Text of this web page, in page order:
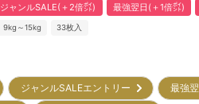
ジャンルSALE(＋2倍㌽) 最強翌日(＋1倍㌽)
9kg～15kg 33枚入
ジャンルSALEエントリー 最強